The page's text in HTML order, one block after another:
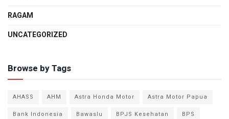
RAGAM
UNCATEGORIZED
Browse by Tags
AHASS AHM Astra Honda Motor
Astra Motor Papua
Bank Indonesia
Bawaslu BPJS Kesehatan
BPS